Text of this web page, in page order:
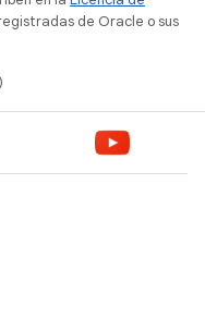
de Oracle o sus